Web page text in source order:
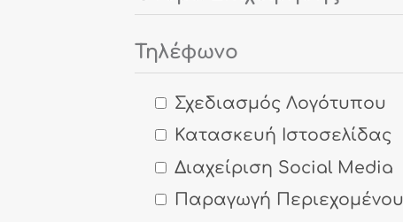
Σχεδιασμός Λογότυπου
Κατασκευή Ιστοσελίδας
Διαχείριση Social Media
Παραγωγή Περιεχομένου